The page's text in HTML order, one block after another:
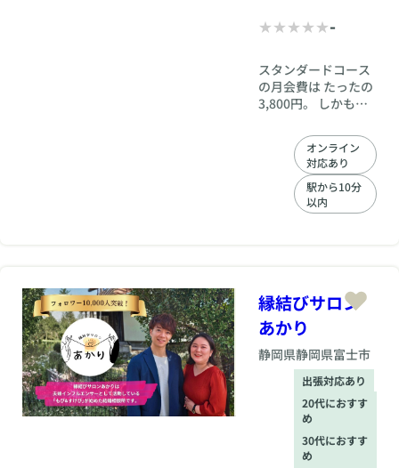
-
スタンダードコース
の月会費は たったの
3,800円。 しかも、
見合料無料・更新料
もなし。 婚活って、
まずはお見合いを組
んでみないと何も始
まりませんよね。 だ
と思ったその気持ち
を、ちゃんと形にで
きる仕組みを整えて
います。 無理なく、
でもしっかりと。あ
なたの一歩を、安心
して踏み出せるよう
に。 さぁ、積極的に
動ける土台が整って
いる今こそ、幸せ探
しを始めてみません
オンライン
対応あり
駅から10分
以内
縁結びサロン
あかり
静岡県静岡県富士市
出張対応あり
20代におすす
め
30代におすす
め